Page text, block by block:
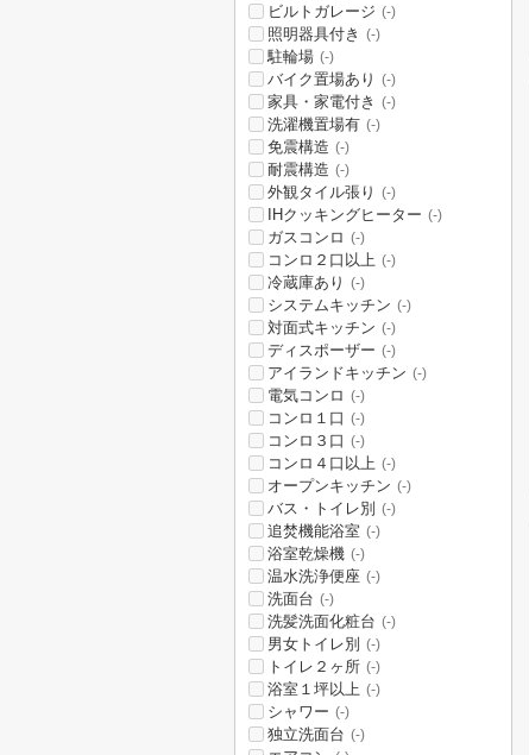
ビルトガレージ (-)
照明器具付き (-)
駐輪場 (-)
バイク置場あり (-)
家具・家電付き (-)
洗濯機置場有 (-)
免震構造 (-)
耐震構造 (-)
外観タイル張り (-)
IHクッキングヒーター (-)
ガスコンロ (-)
コンロ２口以上 (-)
冷蔵庫あり (-)
システムキッチン (-)
対面式キッチン (-)
ディスポーザー (-)
アイランドキッチン (-)
電気コンロ (-)
コンロ１口 (-)
コンロ３口 (-)
コンロ４口以上 (-)
オープンキッチン (-)
バス・トイレ別 (-)
追焚機能浴室 (-)
浴室乾燥機 (-)
温水洗浄便座 (-)
洗面台 (-)
洗髪洗面化粧台 (-)
男女トイレ別 (-)
トイレ２ヶ所 (-)
浴室１坪以上 (-)
シャワー (-)
独立洗面台 (-)